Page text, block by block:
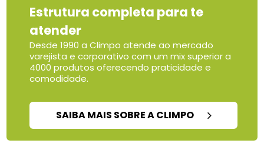
Estrutura completa para te
atender
Desde 1990 a Climpo atende ao mercado
varejista e corporativo com um mix superior a
4000 produtos oferecendo praticidade e
comodidade.
SAIBA MAIS SOBRE A CLIMPO